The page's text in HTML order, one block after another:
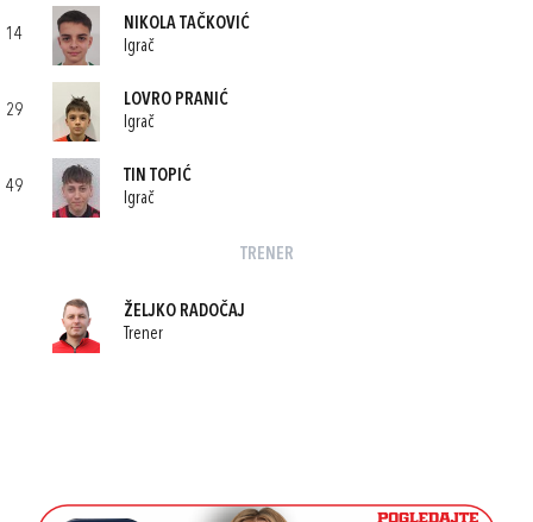
14
NIKOLA TAČKOVIĆ
Igrač
29
LOVRO PRANIĆ
Igrač
49
TIN TOPIĆ
Igrač
TRENER
ŽELJKO RADOČAJ
Trener